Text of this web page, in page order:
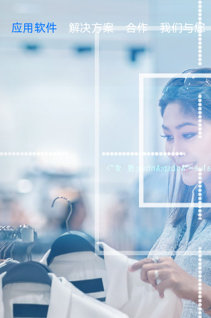
应用软件 解决方案 合作 我们与您